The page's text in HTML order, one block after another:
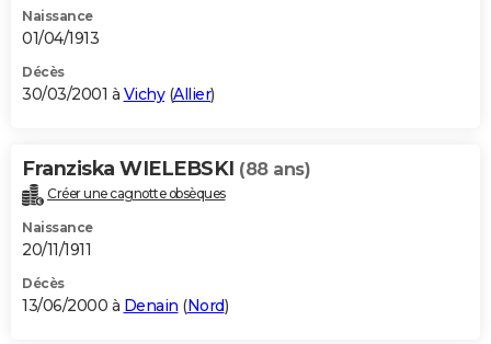
Naissance
01/04/1913
Décès
30/03/2001 à Vichy(Allier)
Franziska WIELEBSKI (88 ans)
Créer une cagnotte obsèques
Naissance
20/11/1911
Décès
13/06/2000 à Denain (Nord)